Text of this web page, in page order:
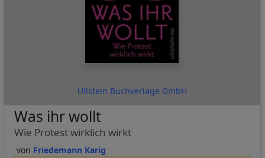
Ullstein Buchverlage GmbH
Friedemann Karig
Was ihr wollt
Wie Protest wirklich wirkt